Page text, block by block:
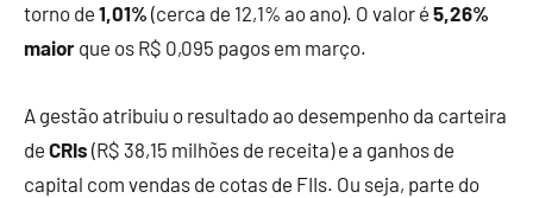
torno de 1,01% (cerca de 12,1% ao ano). O valor é 5,26%
maior que os R$ 0,095 pagos em março.
A gestão atribuiu o resultado ao desempenho da carteira
de CRIs (R$ 38,15 milhões de receita) e a ganhos de
capital com vendas de cotas de FIIs. Ou seja, parte do